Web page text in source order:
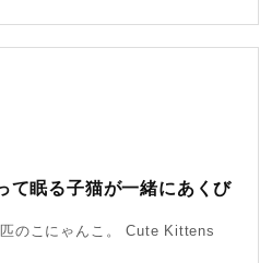
て眠る子猫が一緒にあくび
のこにゃんこ。 Cute Kittens